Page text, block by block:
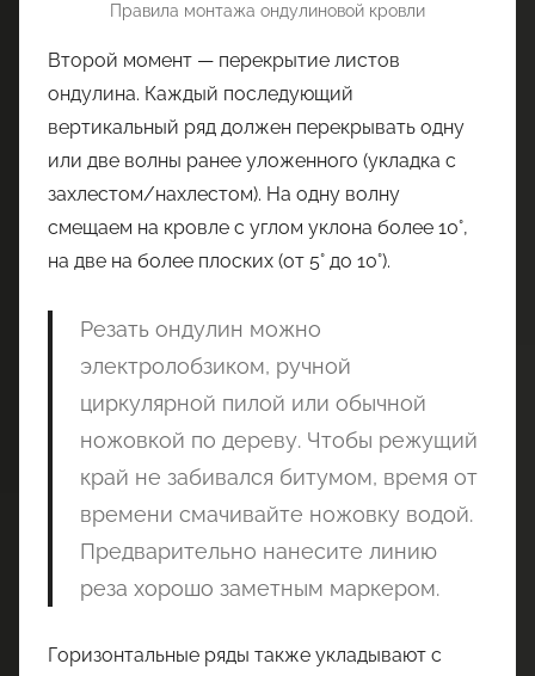
Правила монтажа ондулиновой кровли
Второй момент — перекрытие листов
ондулина. Каждый последующий
вертикальный ряд должен перекрывать одну
или две волны ранее уложенного (укладка с
захлестом/нахлестом). На одну волну
смещаем на кровле с углом уклона более 10°,
на две на более плоских (от 5° до 10°).
Резать ондулин можно
электролобзиком, ручной
циркулярной пилой или обычной
ножовкой по дереву. Чтобы режущий
край не забивался битумом, время от
времени смачивайте ножовку водой.
Предварительно нанесите линию
реза хорошо заметным маркером.
Горизонтальные ряды также укладывают с